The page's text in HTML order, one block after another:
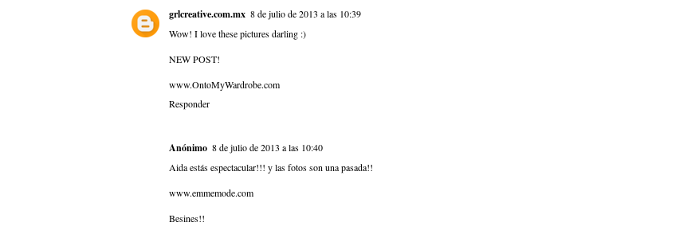
grlcreative.com.mx 8 de julio de 2013 a las 10:39
Wow! I love these pictures darling :)
NEW POST!
www.OntoMyWardrobe.com
Responder
Anónimo 8 de julio de 2013 a las 10:40
Aida estás espectacular!!! y las fotos son una pasada!!
www.emmemode.com
Besines!!